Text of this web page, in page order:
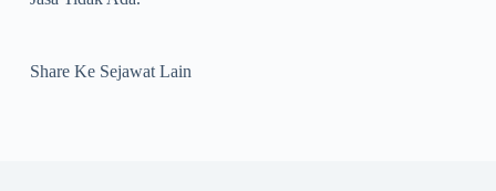
Share Ke Sejawat Lain